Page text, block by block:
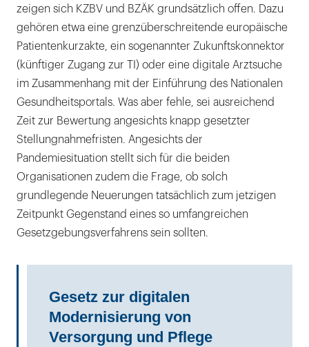
zeigen sich KZBV und BZÄK grundsätzlich offen. Dazu
gehören etwa eine grenzüberschreitende europäische
Patientenkurzakte, ein sogenannter Zukunftskonnektor
(künftiger Zugang zur TI) oder eine digitale Arztsuche
im Zusammenhang mit der Einführung des Nationalen
Gesundheitsportals. Was aber fehle, sei ausreichend
Zeit zur Bewertung angesichts knapp gesetzter
Stellungnahmefristen. Angesichts der
Pandemiesituation stellt sich für die beiden
Organisationen zudem die Frage, ob solch
grundlegende Neuerungen tatsächlich zum jetzigen
Zeitpunkt Gegenstand eines so umfangreichen
Gesetzgebungsverfahrens sein sollten.
Gesetz zur digitalen
Modernisierung von
Versorgung und Pflege